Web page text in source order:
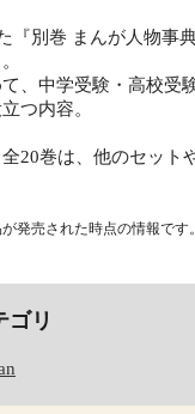
『別巻 まんが人物事
、中学受験・高校受
つ内容。
20巻は、他のセット
発売された時点の情報です。
ゴリ